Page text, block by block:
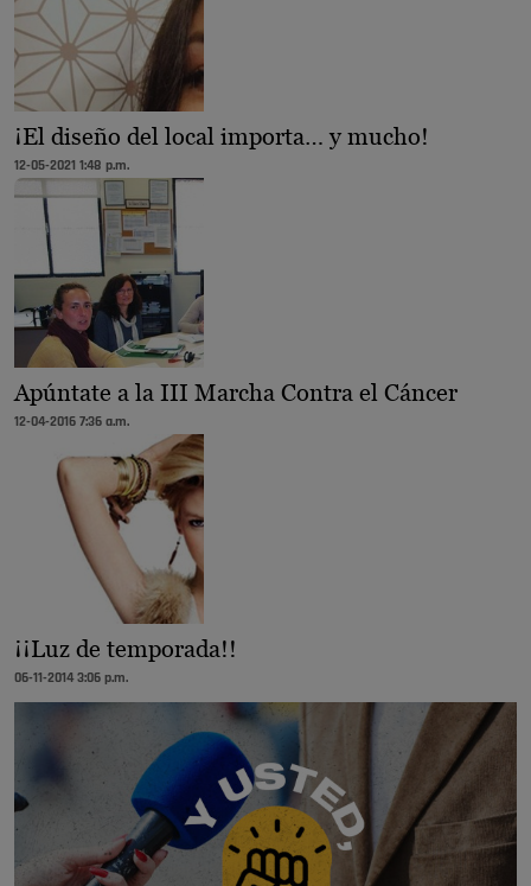
¡El diseño del local importa… y mucho!
12-05-2021 1:48 p.m.
Apúntate a la III Marcha Contra el Cáncer
12-04-2016 7:36 a.m.
¡¡Luz de temporada!!
06-11-2014 3:06 p.m.